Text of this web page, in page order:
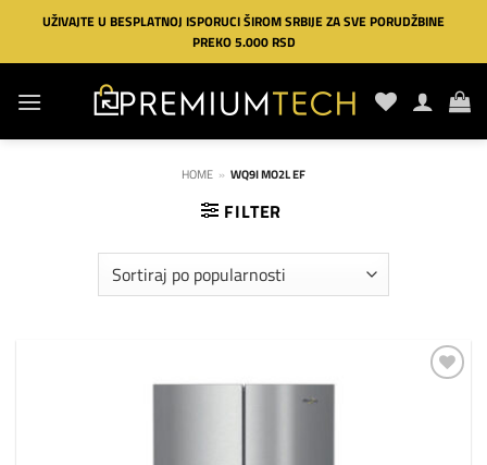
Preskoči
sadržaj
UŽIVAJTE U BESPLATNOJ ISPORUCI ŠIROM SRBIJE ZA SVE PORUDŽBINE
PREKO 5.000 RSD
HOME » WQ9I MO2L EF
FILTER